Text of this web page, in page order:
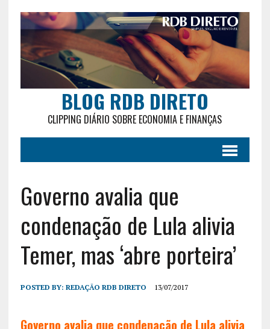
BLOG RDB DIRETO
CLIPPING DIÁRIO SOBRE ECONOMIA E FINANÇAS
Governo avalia que
condenação de Lula alivia
Temer, mas ‘abre porteira’
POSTED BY: REDAÇÃO RDB DIRETO 13/07/2017
Governo avalia que condenação de Lula alivia